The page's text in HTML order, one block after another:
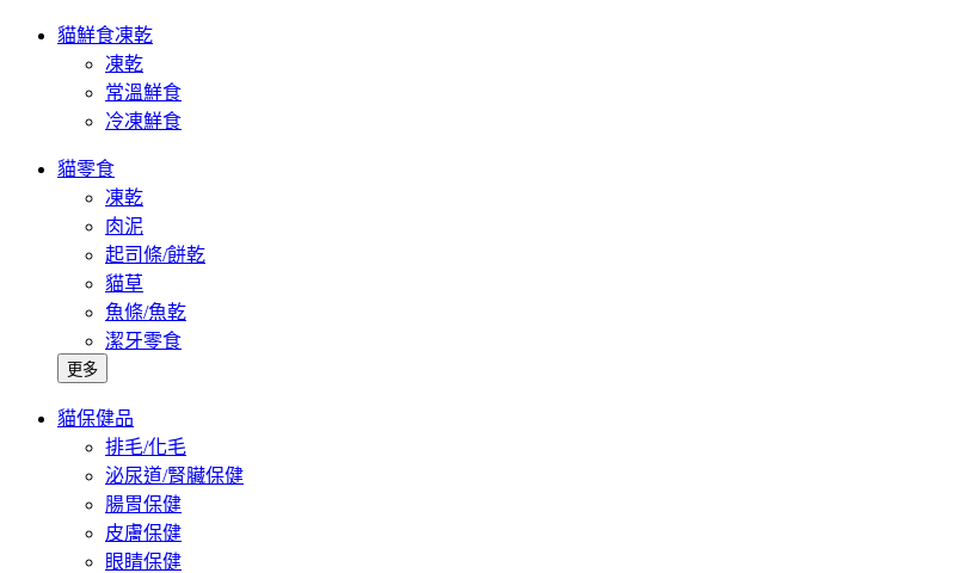
貓鮮食凍乾
凍乾
常溫鮮食
冷凍鮮食
貓零食
凍乾
肉泥
起司條/餅乾
貓草
魚條/魚乾
潔牙零食
更多
貓保健品
排毛/化毛
泌尿道/腎臟保健
腸胃保健
皮膚保健
眼睛保健